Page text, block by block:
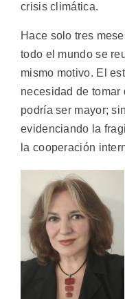
crisis climática.
Hace solo tres
todo el mundo se
mismo motivo. El
necesidad de
podría ser mayor;
evidenciando la
la cooperación